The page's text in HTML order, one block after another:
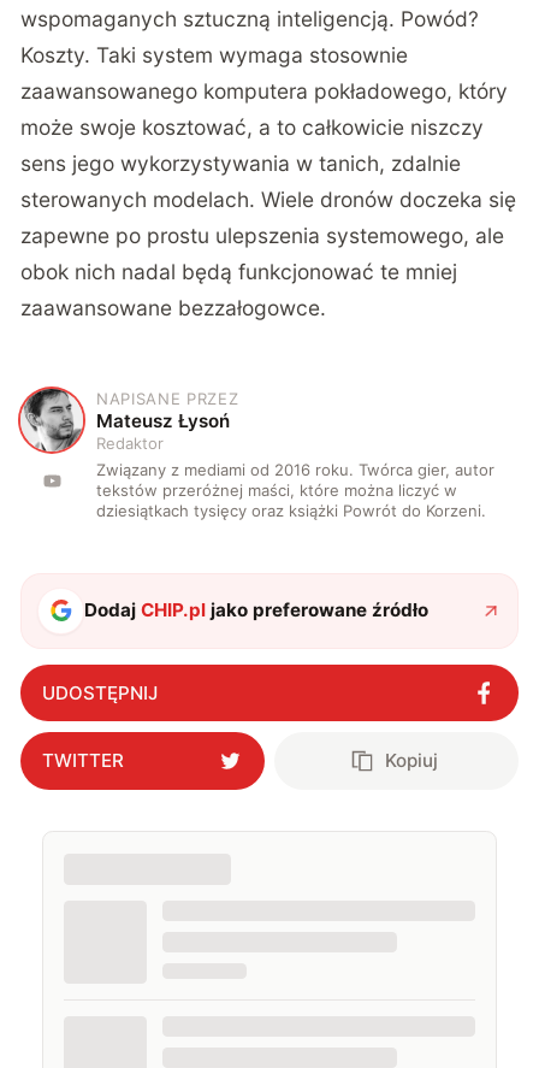
wspomaganych sztuczną inteligencją. Powód?
Koszty. Taki system wymaga stosownie
zaawansowanego komputera pokładowego, który
może swoje kosztować, a to całkowicie niszczy
sens jego wykorzystywania w tanich, zdalnie
sterowanych modelach. Wiele dronów doczeka się
zapewne po prostu ulepszenia systemowego, ale
obok nich nadal będą funkcjonować te mniej
zaawansowane bezzałogowce.
M
NAPISANE PRZEZ
Mateusz Łysoń
Redaktor
Związany z mediami od 2016 roku. Twórca gier, autor
tekstów przeróżnej maści, które można liczyć w
dziesiątkach tysięcy oraz książki Powrót do Korzeni.
DodajCHIP.pl jako preferowane źródło
UDOSTĘPNIJ
TWITTER Kopiuj